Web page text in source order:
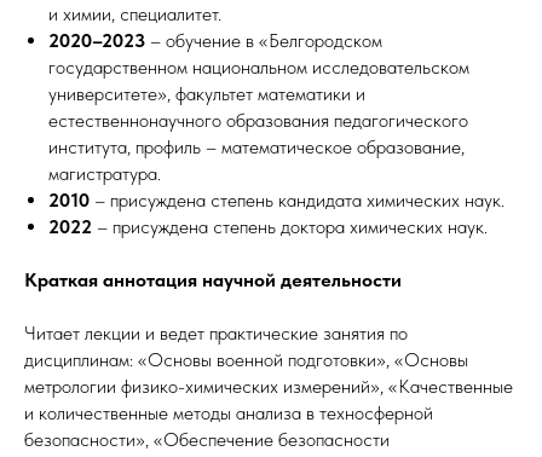
и химии, специалитет.
2020–2023 – обучение в «Белгородском
государственном национальном исследовательском
университете», факультет математики и
естественнонаучного образования педагогического
института, профиль – математическое образование,
магистратура.
2010 – присуждена степень кандидата химических наук.
2022 – присуждена степень доктора химических наук.
Краткая аннотация научной деятельности
Читает лекции и ведет практические занятия по
дисциплинам: «Основы военной подготовки», «Основы
метрологии физико-химических измерений», «Качественные
и количественные методы анализа в техносферной
безопасности», «Обеспечение безопасности